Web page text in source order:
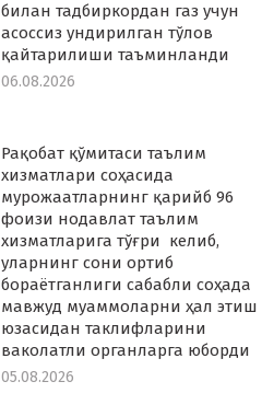
билан тадбиркордан газ учун
асоссиз ундирилган тўлов
қайтарилиши таъминланди
06.08.2026
Рақобат қўмитаси таълим
хизматлари соҳасида
мурожаатларнинг қарийб 96
фоизи нодавлат таълим
хизматларига тўғри келиб,
уларнинг сони ортиб
бораётганлиги сабабли соҳада
мавжуд муаммоларни ҳал этиш
юзасидан таклифларини
ваколатли органларга юборди
05.08.2026